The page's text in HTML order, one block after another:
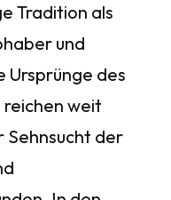
Tradition als
und
Ursprünge des
reichen weit
Sehnsucht der